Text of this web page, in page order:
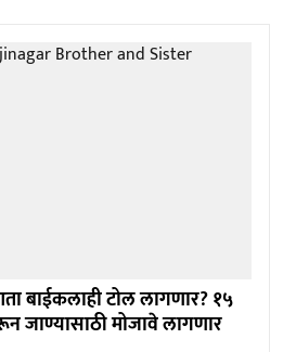
बाईकलाही टोल लागणार? १५
जाण्यासाठी मोजावे लागणार